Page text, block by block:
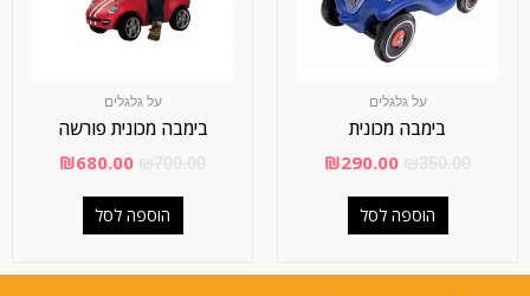
על גלגלים
בימבה מכונית פורשה
₪680.00
הוספה לסל
על גלגלים
בימבה מכונית
₪290.00
הוספה לסל